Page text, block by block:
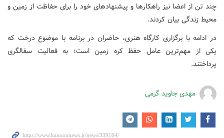
چند تن از اعضا نیز راهکارها و پیشنهادهای خود را برای حفاظت از زمین و
محیط زندگی بیان کردند.
در ادامه با برگزاری کارگاه هنری، حاضران در برنامه با موضوع درخت که
یکی از مهم‌ترین عامل حفظ کره زمین است؛ به فعالیت سفالگری
پرداختند.
مهدی جاوید گرمی